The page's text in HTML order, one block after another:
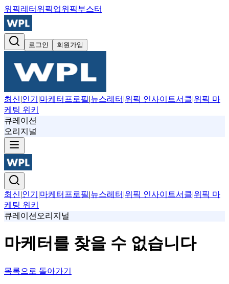
위픽레터 위픽업위픽부스터
로그인 회원가입
최신|인기 |마케터프로필|뉴스레터 |위픽 인사이트서클|위픽 마
케팅 위키
큐레이션
오리지널
최신|인기 |마케터프로필|뉴스레터 |위픽 인사이트서클|위픽 마
케팅 위키
큐레이션 오리지널
마케터를 찾을 수 없습니다
목록으로 돌아가기